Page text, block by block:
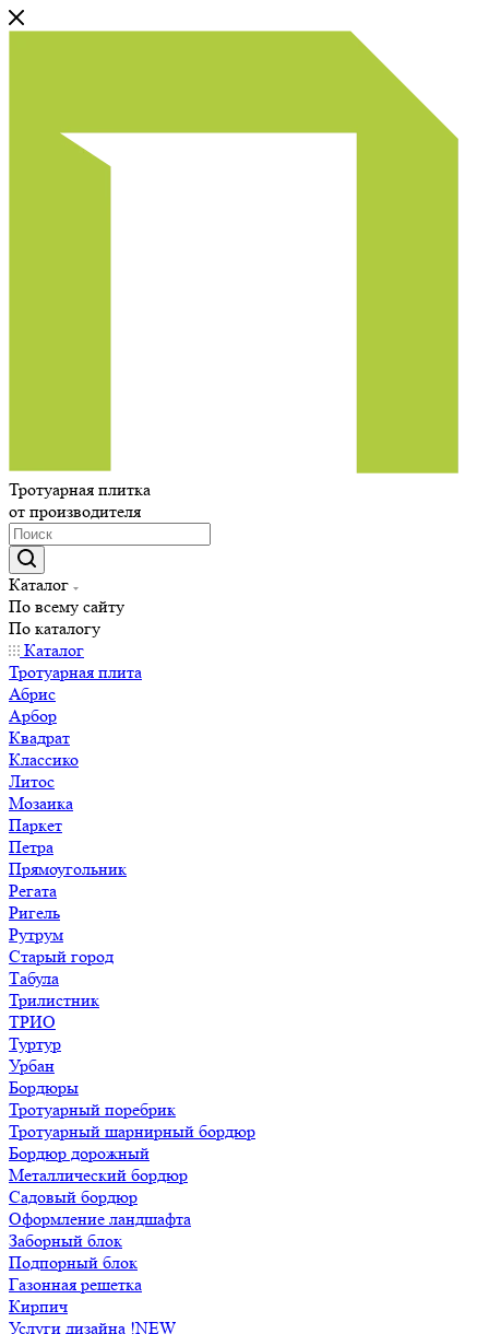
Тротуарная плитка
от производителя
Каталог
По всему сайту
По каталогу
Каталог
Тротуарная плита
Абрис
Арбор
Квадрат
Классико
Литос
Мозаика
Паркет
Петра
Прямоугольник
Регата
Ригель
Рутрум
Старый город
Табула
Трилистник
ТРИО
Туртур
Урбан
Бордюры
Тротуарный поребрик
Тротуарный шарнирный бордюр
Бордюр дорожный
Металлический бордюр
Садовый бордюр
Оформление ландшафта
Заборный блок
Подпорный блок
Газонная решетка
Кирпич
Услуги дизайна !NEW